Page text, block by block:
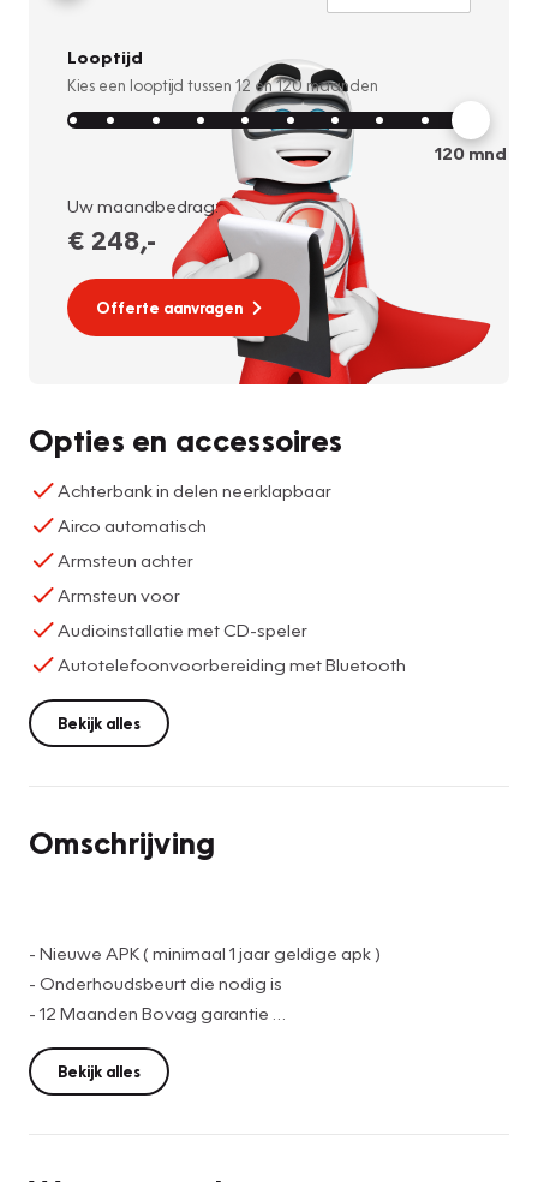
Looptijd
Kies een looptijd tussen 12 en120 maanden
120mnd
Uw maandbedrag:
€ 248,-
Offerte aanvragen
Opties en accessoires
Achterbank in delen neerklapbaar
Airco automatisch
Armsteun achter
Armsteun voor
Audioinstallatie met CD-speler
Autotelefoonvoorbereiding met Bluetooth
Bekijk alles
Omschrijving
- Nieuwe APK ( minimaal 1 jaar geldige apk )
- Onderhoudsbeurt die nodig is
- 12 Maanden Bovag garantie
Set winterbanden op velg erbij te koop.
Bekijk alles